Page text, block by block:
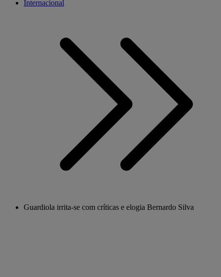
Internacional
Guardiola irrita-se com críticas e elogia Bernardo Silva